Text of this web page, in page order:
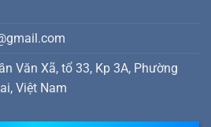
Văn Xã, tổ 33, Kp 3A, Phường
Việt Nam